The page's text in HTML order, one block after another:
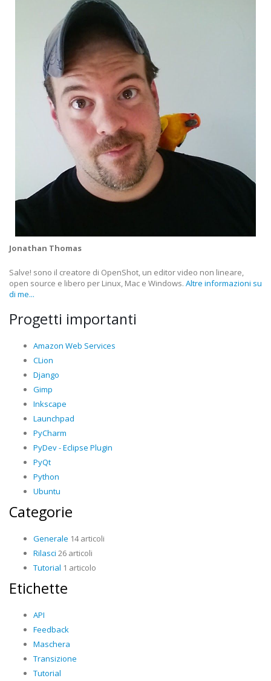
Jonathan Thomas
Salve! sono il creatore di OpenShot, un editor video non lineare,
open source e libero per Linux, Mac e Windows. Altre informazioni su
di me...
Progetti importanti
Amazon Web Services
CLion
Django
Gimp
Inkscape
Launchpad
PyCharm
PyDev - Eclipse Plugin
PyQt
Python
Ubuntu
Categorie
Generale 14 articoli
Rilasci 26 articoli
Tutorial 1 articolo
Etichette
API
Feedback
Maschera
Transizione
Tutorial